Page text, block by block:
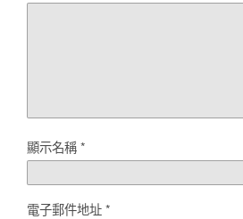
顯示名稱*
電子郵件地址*